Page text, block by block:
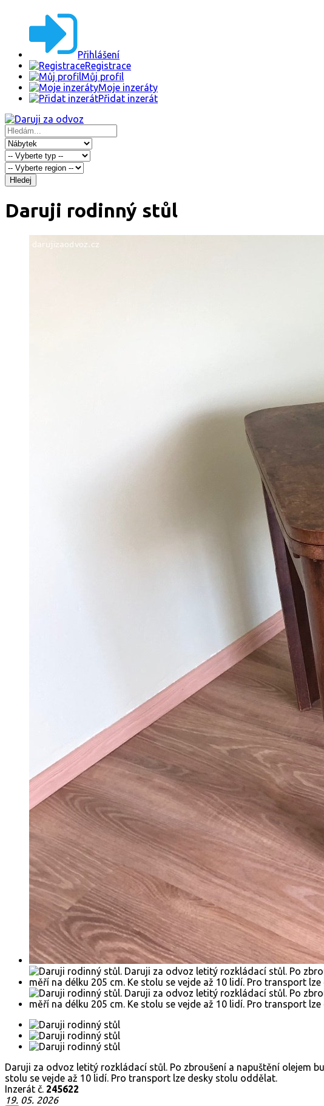
Přihlášení
Registrace
Můj profil
Moje inzeráty
Přidat inzerát
Hledej
Daruji rodinný stůl
Daruji za odvoz letitý rozkládací stůl. Po zbroušení a napuštění olejem
stolu se vejde až 10 lidí. Pro transport lze desky stolu oddělat.
Inzerát č. 245622
19. 05. 2026